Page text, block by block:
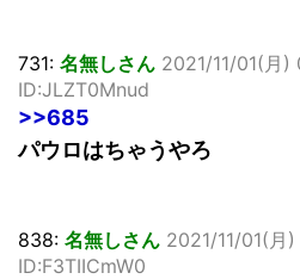
731: 名無しさん 2021/11/01(月
ID:JLZT0Mnud
>>685
パウロはちゃうやろ
838: 名無しさん 2021/11/01(月
ID:F3TIICmW0